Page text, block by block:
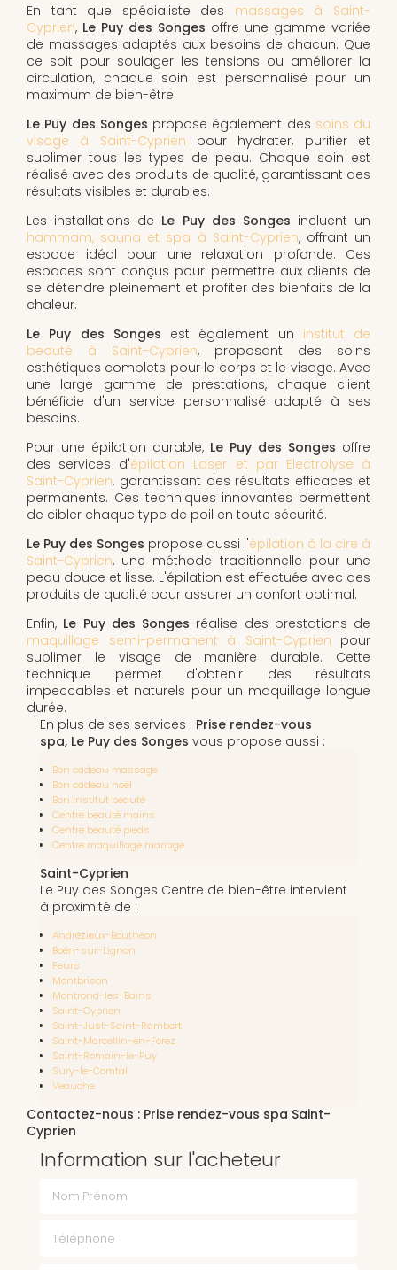
En tant que spécialiste des massages à Saint-
Cyprien, Le Puy des Songes offre une gamme variée
de massages adaptés aux besoins de chacun. Que
ce soit pour soulager les tensions ou améliorer la
circulation, chaque soin est personnalisé pour un
maximum de bien-être.
Le Puy des Songes propose également des soins du
visage à Saint-Cyprien pour hydrater, purifier et
sublimer tous les types de peau. Chaque soin est
réalisé avec des produits de qualité, garantissant des
résultats visibles et durables.
Les installations de Le Puy des Songes incluent un
hammam, sauna et spa à Saint-Cyprien, offrant un
espace idéal pour une relaxation profonde. Ces
espaces sont conçus pour permettre aux clients de
se détendre pleinement et profiter des bienfaits de la
chaleur.
Le Puy des Songes est également un institut de
beauté à Saint-Cyprien, proposant des soins
esthétiques complets pour le corps et le visage. Avec
une large gamme de prestations, chaque client
bénéficie d'un service personnalisé adapté à ses
besoins.
Pour une épilation durable, Le Puy des Songes offre
des services d'épilation Laser et par Electrolyse à
Saint-Cyprien, garantissant des résultats efficaces et
permanents. Ces techniques innovantes permettent
de cibler chaque type de poil en toute sécurité.
Le Puy des Songes propose aussi l'épilation à la cire à
Saint-Cyprien, une méthode traditionnelle pour une
peau douce et lisse. L'épilation est effectuée avec des
produits de qualité pour assurer un confort optimal.
Enfin, Le Puy des Songes réalise des prestations de
maquillage semi-permanent à Saint-Cyprien pour
sublimer le visage de manière durable. Cette
technique permet d'obtenir des résultats
impeccables et naturels pour un maquillage longue
durée.
En plus de ses services : Prise rendez-vous
spa, Le Puy des Songes vous propose aussi :
Bon cadeau massage
Bon cadeau noël
Bon institut beauté
Centre beauté mains
Centre beauté pieds
Centre maquillage mariage
Saint-Cyprien
Le Puy des Songes Centre de bien-être intervient
à proximité de :
Andrézieux-Bouthéon
Boën-sur-Lignon
Feurs
Montbrison
Montrond-les-Bains
Saint-Cyprien
Saint-Just-Saint-Rambert
Saint-Marcellin-en-Forez
Saint-Romain-le-Puy
Sury-le-Comtal
Veauche
Contactez-nous : Prise rendez-vous spa Saint-
Cyprien
Information sur l'acheteur